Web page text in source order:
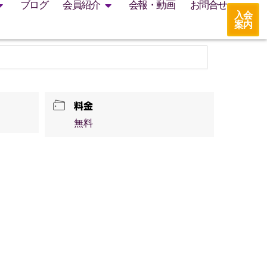
ブログ 会員紹介 会報・動画
お問合せ
入会
案内
料金
無料